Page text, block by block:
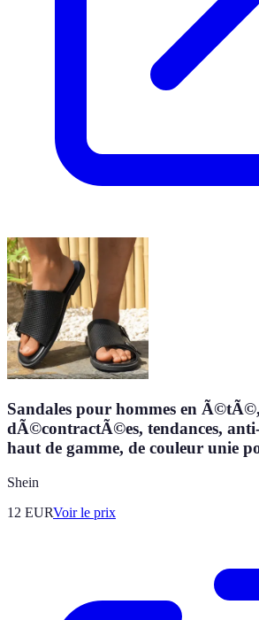
Sandales pour hommes en Ã©tÃ©,
dÃ©contractÃ©es, tendances,
haut de gamme, de couleur unie
Shein
12 EURVoir le prix